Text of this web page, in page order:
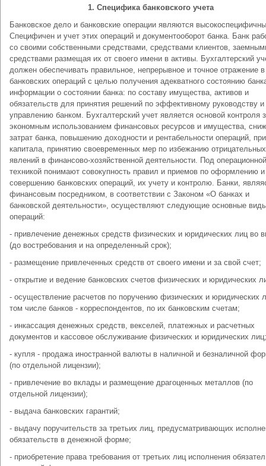
1. Специфика банковского учета
Банковское дело и банковские операции являются
Специфичен и учет этих операций и документооборот банка. Банк
со своими собственными средствами, средствами клиентов,
средствами размещая их от своего имени в активы. Бухгалтерский
должен обеспечивать правильное, непрерывное и точное отражение в
банковских операций с целью получения адекватного состоянию
информации о состоянии банка: по составу имущества, активов и
обязательств для принятия решений по эффективному руководству и
управлению банком. Бухгалтерский учет является основой контроля
экономным использованием финансовых ресурсов и имущества,
затрат банка, повышению доходности и рентабельности операций,
капитала, принятию своевременных мер по избежанию отрицательных
явлений в финансово-хозяйственной деятельности. Под операционной
техникой понимают совокупность правил и приемов по оформлению и
совершению банковских операций, их учету и контролю. Банки,
финансовым посредником, в соответствии с Законом «О банках и
банковской деятельности», осуществляют следующие основные
операций:
- привлечение денежных средств физических и юридических лиц во
(до востребования и на определенный срок);
- размещение привлеченных средств от своего имени и за свой счет;
- открытие и ведение банковских счетов физических и юридических
- осуществление расчетов по поручению физических и юридических
том числе банков - корреспондентов, по их банковским счетам;
- инкассация денежных средств, векселей, платежных и расчетных
документов и кассовое обслуживание физических и юридических лиц;
- купля - продажа иностранной валюты в наличной и безналичной
(по отдельной лицензии);
- привлечение во вклады и размещение драгоценных металлов (по
отдельной лицензии);
- выдача банковских гарантий;
- выдачу поручительств за третьих лиц, предусматривающих
обязательств в денежной форме;
- приобретение права требования от третьих лиц исполнения